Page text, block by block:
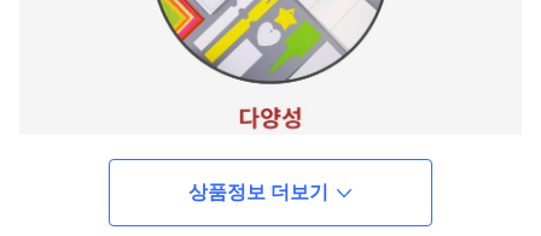
상품정보 더보기